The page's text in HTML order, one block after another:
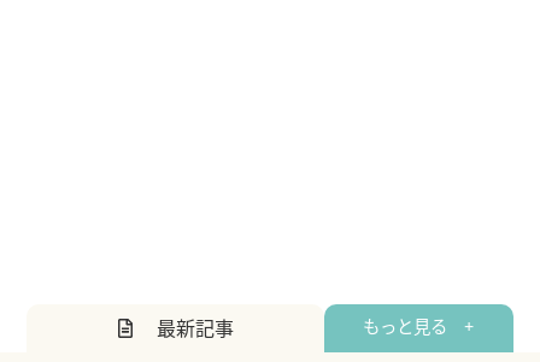
最新記事 もっと見る +